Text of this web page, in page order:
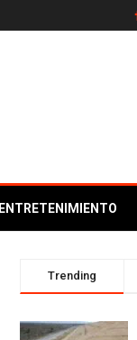
ENTRETENIMIENTO
Trending